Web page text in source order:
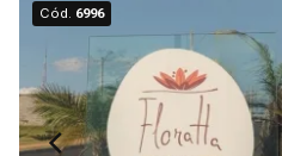
Cód. 6996